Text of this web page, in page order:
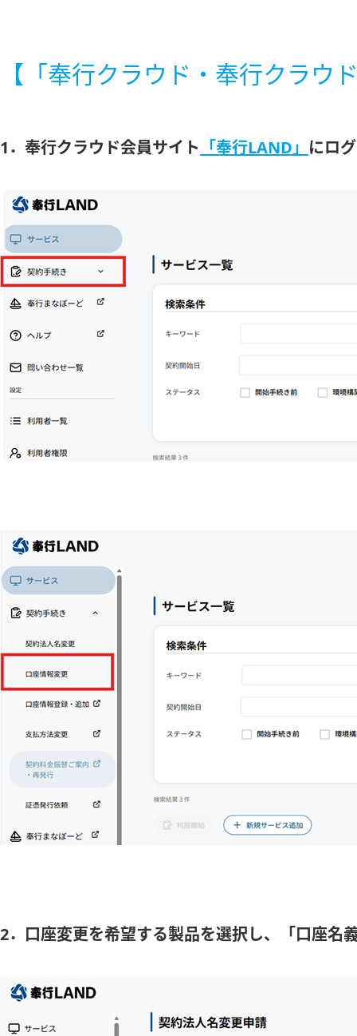
【「奉行クラウド・奉行クラウ
1．奉行クラウド会員サイト 「奉行LAND」 にロ
2．口座変更を希望する製品を選択し、「口座名